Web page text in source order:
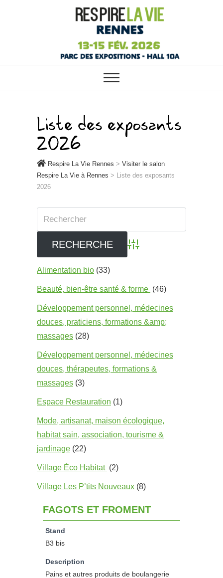
Respire La Vie
Rennes
RESPIRE LA VIE RENNES :
VOTRE SALON ÉCOLO, BIO,
BIEN-ÊTRE ET HABITAT SAIN À
Liste des exposants
2026
Respire La Vie Rennes > Visiter le salon
Respire La Vie à Rennes > Liste des exposants
2026
Advanced Search
Alimentation bio (33)
Beauté, bien-être santé & forme (46)
Développement personnel, médecines
douces, praticiens, formations &amp;
massages (28)
Développement personnel, médecines
douces, thérapeutes, formations &
massages (3)
Espace Restauration (1)
Mode, artisanat, maison écologique,
habitat sain, association, tourisme &
jardinage (22)
Village Éco Habitat (2)
Village Les P’tits Nouveaux (8)
FAGOTS ET FROMENT
Stand
B3 bis
Description
Pains et autres produits de boulangerie